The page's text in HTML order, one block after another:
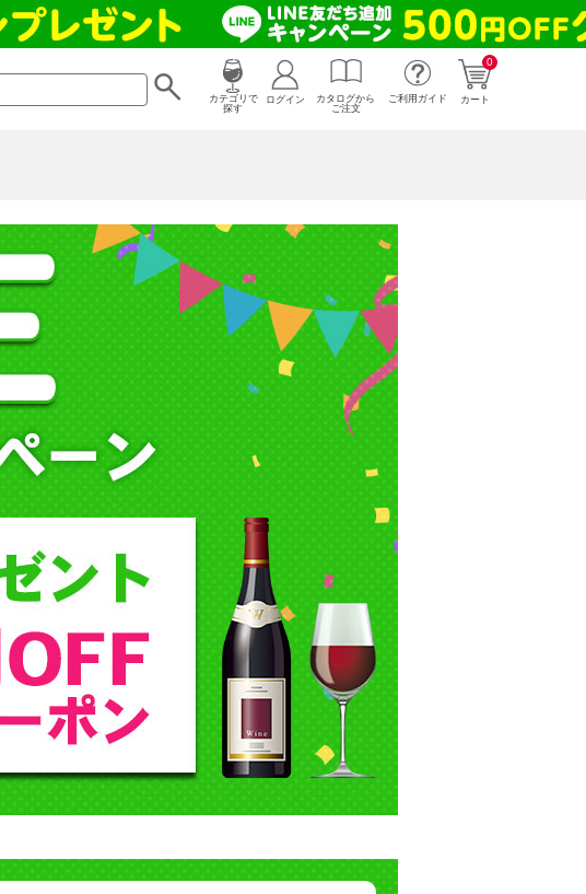
カテゴリで
探す
0
カート
ログイン
カタログから
ご注文
ご利用ガイド